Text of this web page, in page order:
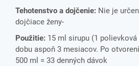
Tehotenstvo a dojčenie: Nie je
dojčiace ženy-
Použitie: 15 ml sirupu (1
dobu aspoň 3 mesiacov. Po
500 ml = 33 denných dávok